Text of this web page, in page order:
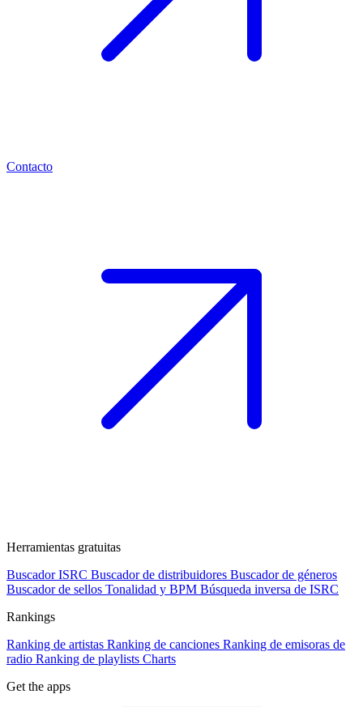
Contacto
Herramientas gratuitas
Buscador ISRC Buscador de distribuidores Buscador de géneros
Buscador de sellos Tonalidad y BPM Búsqueda inversa de ISRC
Rankings
Ranking de artistas Ranking de canciones Ranking de emisoras de
radio Ranking de playlists Charts
Get the apps